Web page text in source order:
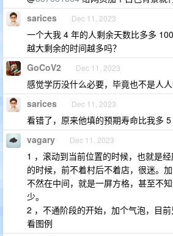
sarices Dec 11, 2023
一个大我 4 年的人剩余天数比多多
越大剩余的时间越多吗？
GoCoV2 Dec 11, 2023
感觉学历没什么必要，毕竟也不是人
sarices Dec 11, 2023
看错了，原来他填的预期寿命比我多
vagary Dec 11, 2023
1 ，滚动到当前位置的时候，也就是
的时候，前不着村后不着店，很迷。
不然在中间，就是一屏方格，甚至不
少。
2 ，不通阶段的开始，加个气泡，目
看图例